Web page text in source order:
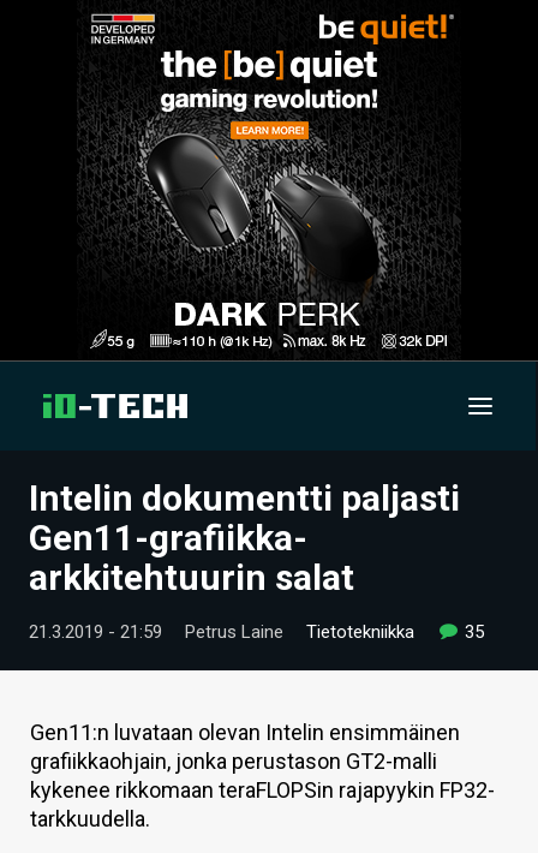
UUTISET
ARTIKKELIT
VIDEOT
TECHBBS
TIETOA
HINTA.FI
KAUPPA
Intelin dokumentti paljasti
Gen11-grafiikka-
arkkitehtuurin salat
21.3.2019 - 21:59 Petrus Laine Tietotekniikka 35
Gen11:n luvataan olevan Intelin ensimmäinen
grafiikkaohjain, jonka perustason GT2-malli
kykenee rikkomaan teraFLOPSin rajapyykin FP32-
tarkkuudella.